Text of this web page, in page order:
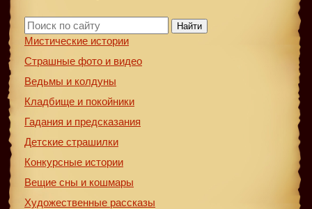
Найти
Мистические истории
Страшные фото и видео
Ведьмы и колдуны
Кладбище и покойники
Гадания и предсказания
Детские страшилки
Конкурсные истории
Вещие сны и кошмары
Художественные рассказы